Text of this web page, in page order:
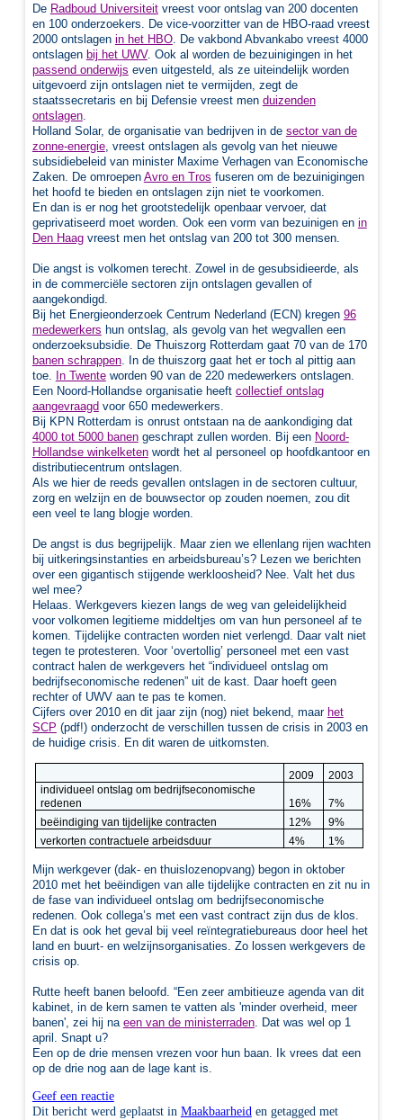
De Radboud Universiteitvreest voor ontslag van 200 docenten
en 100 onderzoekers. De vice-voorzitter van de HBO-raad vreest
2000 ontslagen in het HBO. De vakbond Abvankabo vreest 4000
ontslagen bij het UWV. Ook al worden de bezuinigingen in het
passend onderwijs even uitgesteld, als ze uiteindelijk worden
uitgevoerd zijn ontslagen niet te vermijden, zegt de
staatssecretaris en bij Defensie vreest men duizenden
ontslagen.
Holland Solar, de organisatie van bedrijven in de sector van de
zonne-energie, vreest ontslagen als gevolg van het nieuwe
subsidiebeleid van minister Maxime Verhagen van Economische
Zaken. De omroepen Avro en Tros fuseren om de bezuinigingen
het hoofd te bieden en ontslagen zijn niet te voorkomen.
En dan is er nog het grootstedelijk openbaar vervoer, dat
geprivatiseerd moet worden. Ook een vorm van bezuinigen en in
Den Haagvreest men het ontslag van 200 tot 300 mensen.
Die angst is volkomen terecht. Zowel in de gesubsidieerde, als
in de commerciële sectoren zijn ontslagen gevallen of
aangekondigd.
Bij het Energieonderzoek Centrum Nederland (ECN) kregen 96
medewerkers hun ontslag, als gevolg van het wegvallen een
onderzoeksubsidie. De Thuiszorg Rotterdam gaat 70 van de 170
banen schrappen.
In de thuiszorg gaat het er toch al pittig aan
toe.
In Twenteworden 90 van de 220 medewerkers ontslagen.
Een Noord-Hollandse organisatie heeft collectief ontslag
aangevraagd voor 650 medewerkers.
Bij KPN Rotterdam is onrust ontstaan na de aankondiging dat
4000 tot 5000 banengeschrapt zullen worden. Bij een Noord-
Hollandse winkelketenwordt het al personeel op hoofdkantoor en
distributiecentrum ontslagen.
Als we hier de reeds gevallen ontslagen in de sectoren cultuur,
zorg en welzijn en de bouwsector op zouden noemen, zou dit
een veel te lang blogje worden.
De angst is dus begrijpelijk. Maar zien we ellenlang rijen wachten
bij uitkeringsinstanties en arbeidsbureau’s? Lezen we berichten
over een gigantisch stijgende werkloosheid? Nee. Valt het dus
wel mee?
Helaas. Werkgevers kiezen langs de weg van geleidelijkheid
voor volkomen legitieme middeltjes om van hun personeel af te
komen. Tijdelijke contracten worden niet verlengd. Daar valt niet
tegen te protesteren. Voor ‘overtollig’ personeel met een vast
contract halen de werkgevers het “individueel ontslag om
bedrijfseconomische redenen” uit de kast. Daar hoeft geen
rechter of UWV aan te pas te komen.
Cijfers over 2010 en dit jaar zijn (nog) niet bekend, maar het
SCP (pdf!) onderzocht de verschillen tussen de crisis in 2003 en
de huidige crisis. En dit waren de uitkomsten.
2009
2003
individueel ontslag om bedrijfseconomische
redenen
16%
7%
beëindiging van tijdelijke contracten
12%
9%
verkorten contractuele arbeidsduur
4% 1%
Mijn werkgever (dak- en thuislozenopvang) begon in oktober
2010 met het beëindigen van alle tijdelijke contracten en zit nu in
de fase van individueel ontslag om bedrijfseconomische
redenen. Ook collega’s met een vast contract zijn dus de klos.
En dat is ook het geval bij veel reïntegratiebureaus door heel het
land en buurt- en welzijnsorganisaties. Zo lossen werkgevers de
crisis op.
Rutte heeft banen beloofd. “Een zeer ambitieuze agenda van dit
kabinet, in de kern samen te vatten als 'minder overheid, meer
banen', zei hij na een van de ministerraden. Dat was wel op 1
april. Snapt u?
Een op de drie mensen vrezen voor hun baan. Ik vrees dat een
op de drie nog aan de lage kant is.
Geef een reactie
Dit bericht werd geplaatst in Maakbaarheid en getagged met